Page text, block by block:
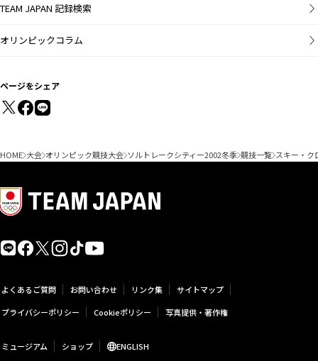
TEAM JAPAN 記録検索
オリンピックコラム
ページをシェア
HOME 大会 オリンピック競技大会 ソルトレークシティー2002冬季 競技一覧 スキー・ク
よくあるご質問 お問い合わせ リンク集
サイトマップ
プライバシーポリシー
Cookieポリシー 写真提供・著作権
ミュージアム ショップ ENGLISH